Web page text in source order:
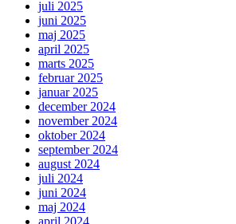
juli 2025
juni 2025
maj 2025
april 2025
marts 2025
februar 2025
januar 2025
december 2024
november 2024
oktober 2024
september 2024
august 2024
juli 2024
juni 2024
maj 2024